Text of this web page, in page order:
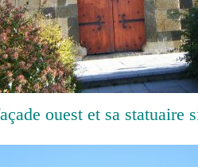
ouest et sa statuaire